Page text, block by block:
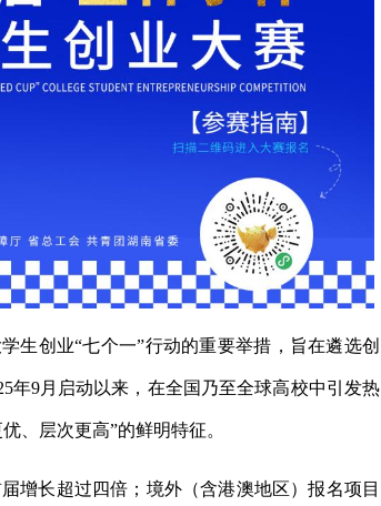
生创业“七个一”行动的重要举措，旨在遴选创
年9月启动以来，在全国乃至全球高校中引发热
、层次更高”的鲜明特征。
增长超过四倍；境外（含港澳地区）报名项目